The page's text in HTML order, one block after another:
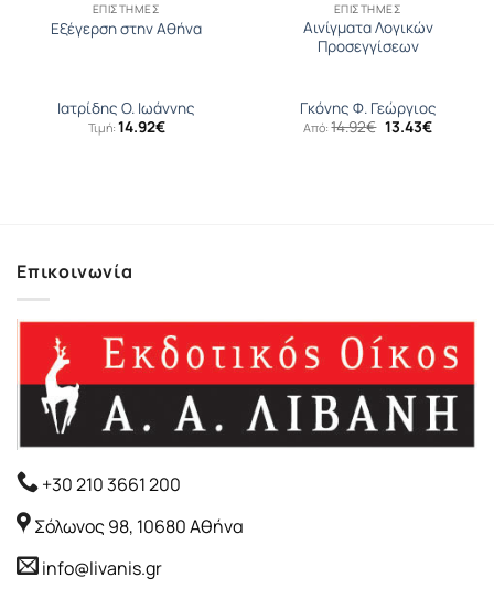
ΕΠΙΣΤΉΜΕΣ
Εξέγερση στην Αθήνα
Ιατρίδης O. Ιωάννης
Τιμή: 14.92€
ΕΠΙΣΤΉΜΕΣ
Αινίγματα Λογικών
Προσεγγίσεων
Γκόνης Φ. Γεώργιος
Από:14.92€ Original
13.43€Η
Επικοινωνία
+30 210 3661 200
Σόλωνος 98, 10680 Αθήνα
info@livanis.gr